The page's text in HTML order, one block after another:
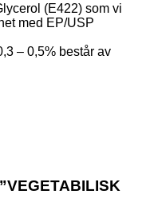
(E422) som vi
med EP/USP
– 0,5% består av